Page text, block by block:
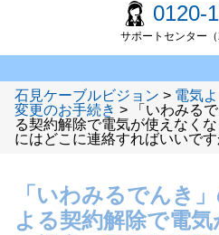
0120-
サポートセンター（
石見ケーブルビジョン > 電気
変更のお手続き >
「いわみる
る契約解除で電気が使えなく
にはどこに連絡すればいいです
「いわみるでんき
よる契約解除で電